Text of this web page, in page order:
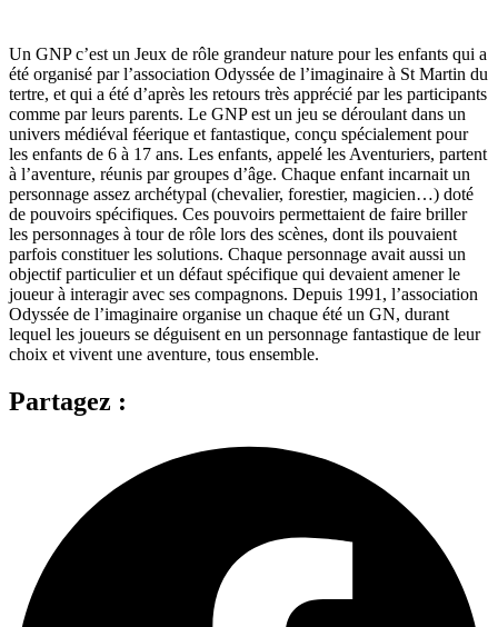
Un GNP c’est un Jeux de rôle grandeur nature pour les enfants qui a
été organisé par l’association Odyssée de l’imaginaire à St Martin du
tertre, et qui a été d’après les retours très apprécié par les participants
comme par leurs parents. Le GNP est un jeu se déroulant dans un
univers médiéval féerique et fantastique, conçu spécialement pour
les enfants de 6 à 17 ans. Les enfants, appelé les Aventuriers, partent
à l’aventure, réunis par groupes d’âge. Chaque enfant incarnait un
personnage assez archétypal (chevalier, forestier, magicien…) doté
de pouvoirs spécifiques. Ces pouvoirs permettaient de faire briller
les personnages à tour de rôle lors des scènes, dont ils pouvaient
parfois constituer les solutions. Chaque personnage avait aussi un
objectif particulier et un défaut spécifique qui devaient amener le
joueur à interagir avec ses compagnons. Depuis 1991, l’association
Odyssée de l’imaginaire organise un chaque été un GN, durant
lequel les joueurs se déguisent en un personnage fantastique de leur
choix et vivent une aventure, tous ensemble.
Partagez :